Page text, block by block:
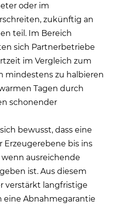
oder im
zukünftig an
teil. Im Bereich
sich Partnerbetriebe
im Vergleich zum
mindestens zu halbieren
Tagen durch
schonender
bewusst, dass eine
Erzeugerebene bis ins
ausreichende
ist. Aus diesem
verstärkt langfristige
eine Abnahmegarantie